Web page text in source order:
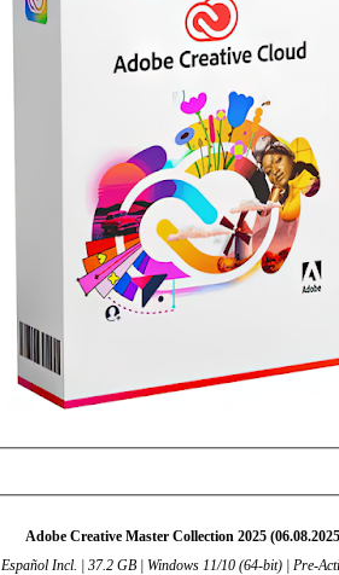
Adobe Creative Master Collection 2025
Español Incl. | 37.2 GB | Windows 11/10 (64-bit) | Pre-